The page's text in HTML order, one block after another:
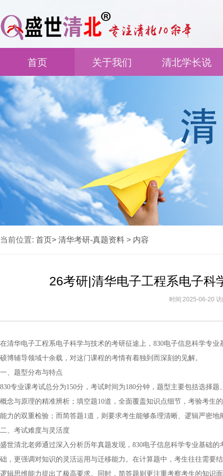
首页 关于我们 清北学长说
当前位置: 首页> 清华考研-真题资料 > 内容
26考研|清华电子工程系电子科
时间:2025-06-20
在清华电子工程系电子科学与技术的考研征途上，830电子信息科学专
硕博辅导领域十余载，对这门课程的考情有着独到而深刻的见解。
一、题型分布与特点
830专业课考试总分为150分，考试时间为180分钟，题型主要包括选择
概念与原理的精准辨析；填空题10道，全面覆盖知识点细节，考验考生
能力的双重检验；而简答题1道，则要求考生能够条理清晰、逻辑严密
二、考试难度与灵活度
盛世清北老师通过深入分析历年真题发现，830电子信息科学专业基础
础，更强调对知识的灵活运用与迁移能力。在计算题中，考生往往需要
逻辑思维能力提出了极高要求。同时，简答题则更注重考察考生的知识